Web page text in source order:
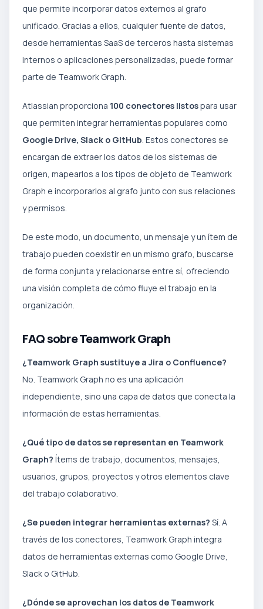
que permite incorporar datos externos al grafo
unificado. Gracias a ellos, cualquier fuente de datos,
desde herramientas SaaS de terceros hasta sistemas
internos o aplicaciones personalizadas, puede formar
parte de Teamwork Graph.
Atlassian proporciona 100 conectores listospara usar
que permiten integrar herramientas populares como
Google Drive, Slack o GitHub. Estos conectores se
encargan de extraer los datos de los sistemas de
origen, mapearlos a los tipos de objeto de Teamwork
Graph e incorporarlos al grafo junto con sus relaciones
y permisos.
De este modo, un documento, un mensaje y un ítem de
trabajo pueden coexistir en un mismo grafo, buscarse
de forma conjunta y relacionarse entre sí, ofreciendo
una visión completa de cómo fluye el trabajo en la
organización.
FAQ sobre Teamwork Graph
¿Teamwork Graph sustituye a Jira o Confluence?
No. Teamwork Graph no es una aplicación
independiente, sino una capa de datos que conecta la
información de estas herramientas.
¿Qué tipo de datos se representan en Teamwork
Graph? Ítems de trabajo, documentos, mensajes,
usuarios, grupos, proyectos y otros elementos clave
del trabajo colaborativo.
¿Se pueden integrar herramientas externas? Sí. A
través de los conectores, Teamwork Graph integra
datos de herramientas externas como Google Drive,
Slack o GitHub.
¿Dónde se aprovechan los datos de Teamwork